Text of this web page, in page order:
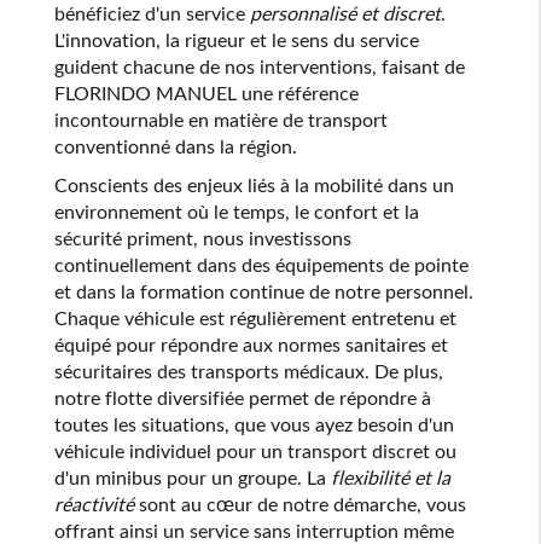
bénéficiez d'un service personnalisé et discret.
L'innovation, la rigueur et le sens du service
guident chacune de nos interventions, faisant de
FLORINDO MANUEL une référence
incontournable en matière de transport
conventionné dans la région.
Conscients des enjeux liés à la mobilité dans un
environnement où le temps, le confort et la
sécurité priment, nous investissons
continuellement dans des équipements de pointe
et dans la formation continue de notre personnel.
Chaque véhicule est régulièrement entretenu et
équipé pour répondre aux normes sanitaires et
sécuritaires des transports médicaux. De plus,
notre flotte diversifiée permet de répondre à
toutes les situations, que vous ayez besoin d'un
véhicule individuel pour un transport discret ou
d'un minibus pour un groupe. La flexibilité et la
réactivitésont au cœur de notre démarche, vous
offrant ainsi un service sans interruption même